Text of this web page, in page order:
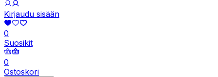
Kirjaudu sisään
0
Suosikit
0
Ostoskori